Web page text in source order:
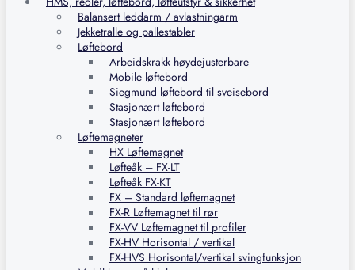
Balansert leddarm / avlastningarm
Jekketralle og pallestabler
Løftebord
Arbeidskrakk høydejusterbare
Mobile løftebord
Siegmund løftebord til sveisebord
Stasjonært løftebord
Stasjonært løftebord
Løftemagneter
HX Løftemagnet
Løfteåk – FX-LT
Løfteåk FX-KT
FX – Standard løftemagnet
FX-R Løftemagnet til rør
FX-VV Løftemagnet til profiler
FX-HV Horisontal / vertikal
FX-HVS Horisontal/vertikal svingfunksjon